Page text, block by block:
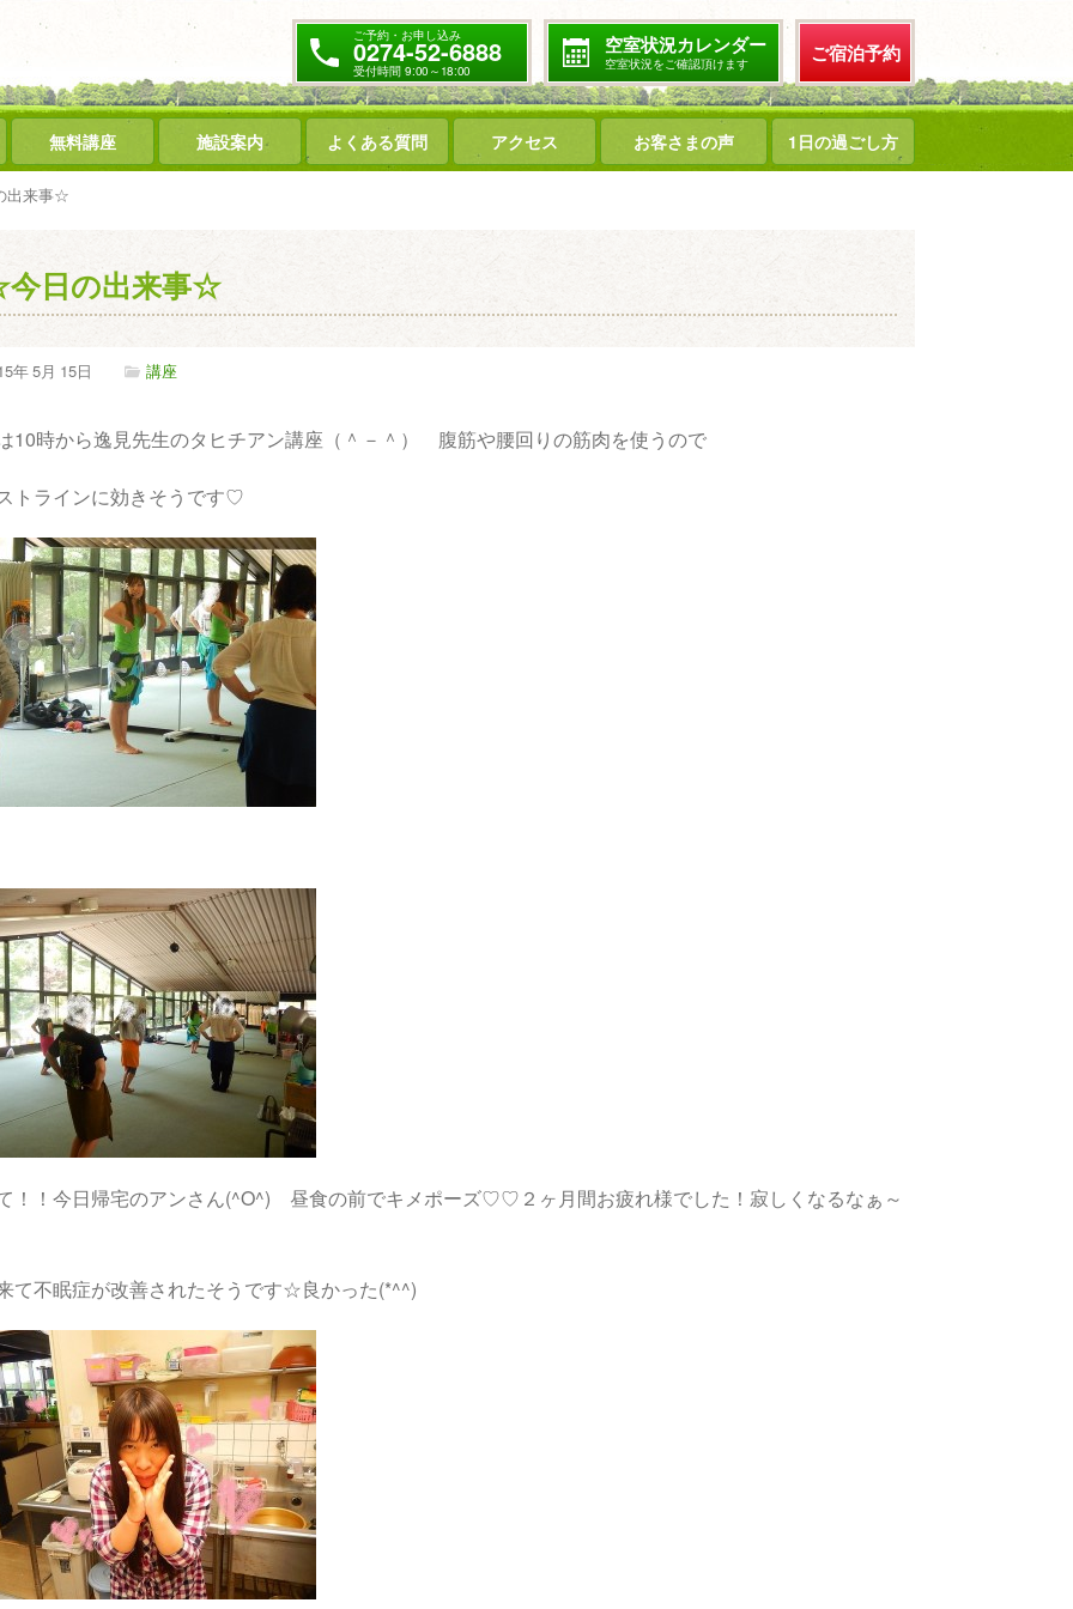
ご予約・お申し込み
0274-52-6888
受付時間 9:00～18:00
空室状況カレンダー
空室状況をご確認頂けます ご宿泊予約
無料講座 施設案内 よくある質問 アクセス お客さまの声 1日の過ごし方
出来事☆
日の出来事☆
年5月 15日 講座
10時から逸見先生のタヒチアン講座（＾－＾） 腹筋や腰回りの筋肉を使うので
トラインに効きそうです♡
！！今日帰宅のアンさん(^O^) 昼食の前でキメポーズ♡♡２ヶ月間お疲れ様でした！寂しくなるなぁ～
て不眠症が改善されたそうです☆良かった(*^^)